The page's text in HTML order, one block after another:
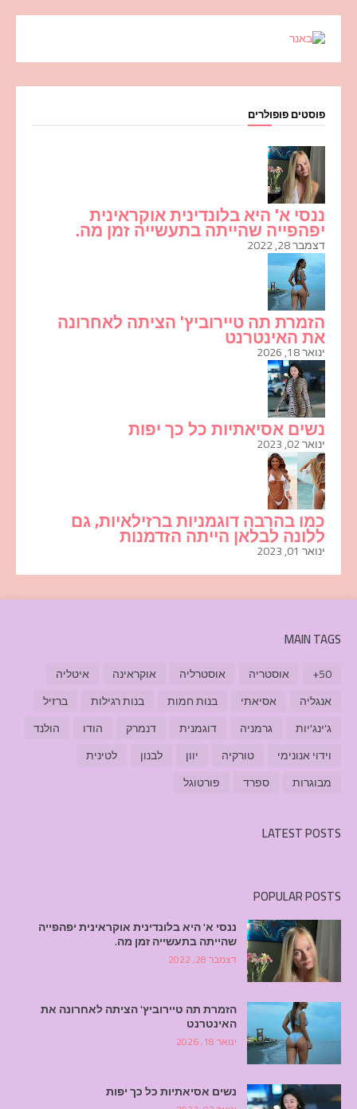
פוסטים פופולרים
ננסי א' היא בלונדינית אוקראינית
יפהפייה שהייתה בתעשייה זמן מה.
דצמבר 28, 2022
הזמרת תה טיירוביץ' הציתה לאחרונה
את האינטרנט
ינואר 18, 2026
נשים אסיאתיות כל כך יפות
ינואר 02, 2023
כמו בהרבה דוגמניות ברזילאיות, גם
ללונה לבלאן הייתה הזדמנות
ינואר 01, 2023
MAIN TAGS
50+ אוסטריה אוסטרליה אוקראינה
איטליה
אנגליה
אסיאתי בנות חמות בנות רגילות
ברזיל
ג'ינג'יות
גרמניה דוגמנית דנמרק הודו
הולנד
וידוי אנונימי
טורקיה יוון לבנון
לטינית
מבוגרות
ספרד פורטוגל
LATEST POSTS
POPULAR POSTS
ננסי א' היא בלונדינית אוקראינית יפהפייה
שהייתה בתעשייה זמן מה.
דצמבר 28, 2022
הזמרת תה טיירוביץ' הציתה לאחרונה את
האינטרנט
ינואר 18, 2026
נשים אסיאתיות כל כך יפות